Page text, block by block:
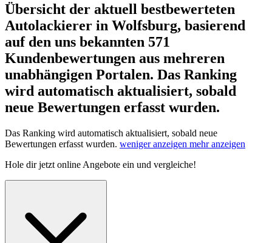
Übersicht der aktuell bestbewerteten
Autolackierer in Wolfsburg, basierend
auf den uns bekannten 571
Kundenbewertungen aus mehreren
unabhängigen Portalen. Das Ranking
wird automatisch aktualisiert, sobald
neue Bewertungen erfasst wurden.
Das Ranking wird automatisch aktualisiert, sobald neue
Bewertungen erfasst wurden. weniger anzeigen mehr anzeigen
Hole dirjetzt online Angebote ein und vergleiche!